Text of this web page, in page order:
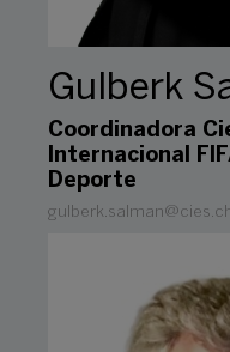
Gulberk
Coordinadora
Internacional
Deporte